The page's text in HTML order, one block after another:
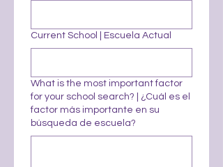
Current School | Escuela Actual
What is the most important factor
for your school search? | ¿Cuál es el
factor más importante en su
búsqueda de escuela?